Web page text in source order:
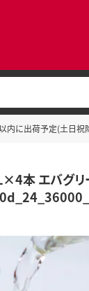
内に出荷予定(土日
本 エバグリ